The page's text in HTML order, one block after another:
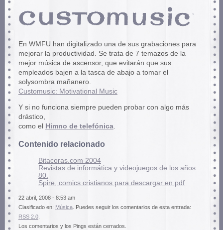
En WMFU han digitalizado una de sus grabaciones para
mejorar la productividad. Se trata de 7 temazos de la
mejor música de ascensor, que evitarán que sus
empleados bajen a la tasca de abajo a tomar el
solysombra mañanero.
Customusic: Motivational Music
Y si no funciona siempre pueden probar con algo más
drástico,
como el
Himno de telefónica.
Contenido relacionado
Bitacoras.com 2004
Revistas de informática y videojuegos de los años
80.
Spire, comics cristianos para descargar en pdf
22 abril, 2008 - 8:53 am
Clasificado en: Música. Puedes seguir los comentarios de esta entrada:
RSS 2.0.
Los comentarios y los Pings están cerrados.